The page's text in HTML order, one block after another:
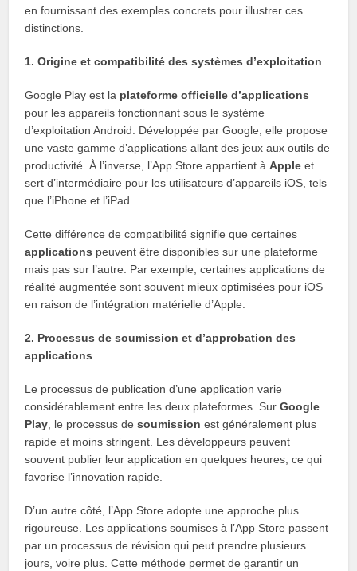
en fournissant des exemples concrets pour illustrer ces
distinctions.
1. Origine et compatibilité des systèmes d’exploitation
Google Play est la plateforme officielle d’applications
pour les appareils fonctionnant sous le système
d’exploitation Android. Développée par Google, elle propose
une vaste gamme d’applications allant des jeux aux outils de
productivité. À l’inverse, l’App Store appartient àApple et
sert d’intermédiaire pour les utilisateurs d’appareils iOS, tels
que l’iPhone et l’iPad.
Cette différence de compatibilité signifie que certaines
applications peuvent être disponibles sur une plateforme
mais pas sur l’autre. Par exemple, certaines applications de
réalité augmentée sont souvent mieux optimisées pour iOS
en raison de l’intégration matérielle d’Apple.
2. Processus de soumission et d’approbation des
applications
Le processus de publication d’une application varie
considérablement entre les deux plateformes. SurGoogle
Play , le processus desoumission est généralement plus
rapide et moins stringent. Les développeurs peuvent
souvent publier leur application en quelques heures, ce qui
favorise l’innovation rapide.
D’un autre côté, l’App Store adopte une approche plus
rigoureuse. Les applications soumises à l’App Store passent
par un processus de révision qui peut prendre plusieurs
jours, voire plus. Cette méthode permet de garantir un